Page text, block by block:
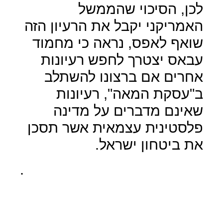
לכן, הסיכוי שהממשל
האמריקני יקבל את הרעיון הזה
שואף לאפס, נראה כי מחמוד
עבאס יצטרך לחפש רעיונות
אחרים אם ברצונו להשתלב
ב"עסקת המאה", רעיונות
שאינם מדברים על מדינה
פלסטינית עצמאית אשר תסכן
את ביטחון ישראל.
.